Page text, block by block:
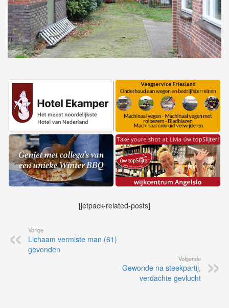
[jetpack-related-posts]
Vorige
Lichaam vermiste man (61)
gevonden
Volgende
Gewonde na steekpartij,
verdachte gevlucht